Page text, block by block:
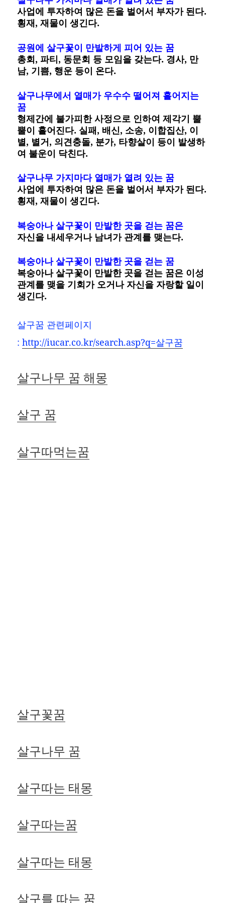
사업에 투자하여 많은 돈을 벌어서 부자가 된다.
횡재, 재물이 생긴다.
공원에 살구꽃이 만발하게 피어 있는 꿈
총회, 파티, 동문회 등 모임을 갖는다. 경사, 만
남, 기쁨, 행운 등이 온다.
살구나무에서 열매가 우수수 떨어져 흩어지는
꿈
형제간에 불가피한 사정으로 인하여 제각기 뿔
뿔이 흩어진다. 실패, 배신, 소송, 이합집산, 이
별, 별거, 의견충돌, 분가, 타향살이 등이 발생하
여 불운이 닥친다.
살구나무 가지마다 열매가 열려 있는 꿈
사업에 투자하여 많은 돈을 벌어서 부자가 된다.
횡재, 재물이 생긴다.
복숭아나 살구꽃이 만발한 곳을 걷는 꿈은
자신을 내세우거나 남녀가 관계를 맺는다.
복숭아나 살구꽃이 만발한 곳을 걷는 꿈
복숭아나 살구꽃이 만발한 곳을 걷는 꿈은 이성
관계를 맺을 기회가 오거나 자신을 자랑할 일이
생긴다.
살구꿈 관련페이지
:http://iucar.co.kr/search.asp?q=살구꿈
살구나무 꿈 해몽
살구 꿈
살구따먹는꿈
살구꽃꿈
살구나무 꿈
살구따는 태몽
살구따는꿈
살구따는 태몽
살구를 따는 꿈